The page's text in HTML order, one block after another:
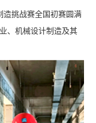
造挑战赛全国初赛圆满
、机械设计制造及其
项、三等奖1项，与多
量的双重突破，创下
西门子公司战略合作
域规模最...